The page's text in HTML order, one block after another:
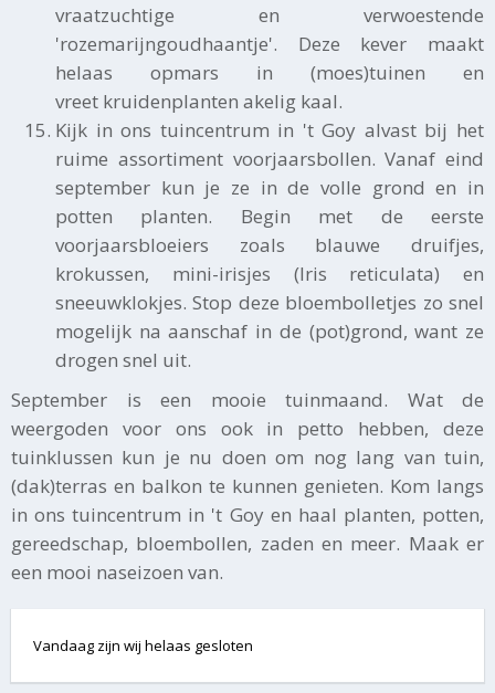
vraatzuchtige en verwoestende
'rozemarijngoudhaantje'. Deze kever maakt
helaas opmars in (moes)tuinen en
vreet kruidenplanten akelig kaal.
Kijk in ons tuincentrum in 't Goy alvast bij het
ruime assortiment voorjaarsbollen. Vanaf eind
september kun je ze in de volle grond en in
potten planten. Begin met de eerste
voorjaarsbloeiers zoals blauwe druifjes,
krokussen, mini-irisjes (Iris reticulata) en
sneeuwklokjes. Stop deze bloembolletjes zo snel
mogelijk na aanschaf in de (pot)grond, want ze
drogen snel uit.
September is een mooie tuinmaand. Wat de
weergoden voor ons ook in petto hebben, deze
tuinklussen kun je nu doen om nog lang van tuin,
(dak)terras en balkon te kunnen genieten. Kom langs
in ons tuincentrum in 't Goy en haal planten, potten,
gereedschap, bloembollen, zaden en meer. Maak er
een mooi naseizoen van.
Vandaag zijn wij helaas gesloten